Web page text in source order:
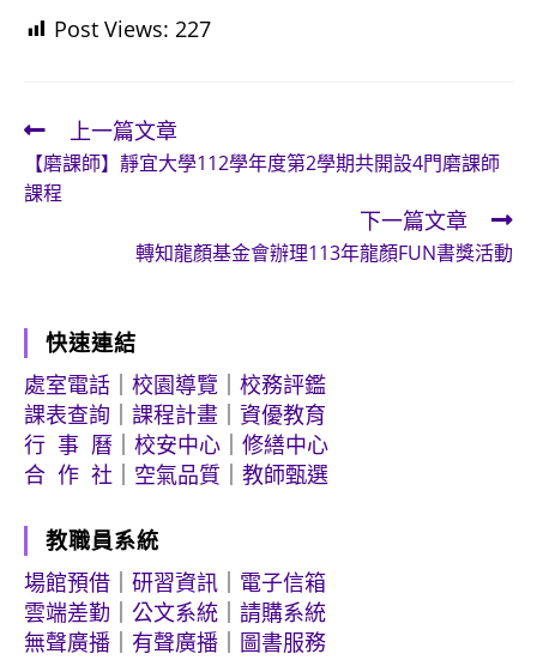
Post Views: 227
Read
more
articles
上一篇文章
【磨課師】靜宜大學112學年度第2學期共開設4門磨課師
課程
下一篇文章
轉知龍顏基金會辦理113年龍顏FUN書獎活動
快速連結
處室電話
校園導覽
校務評鑑
課表查詢
課程計畫
資優教育
行 事 曆
校安中心
修繕中心
合 作 社
空氣品質 教師甄選
教職員系統
場館預借
研習資訊
電子信箱
雲端差勤
公文系統
請購系統
無聲廣播
有聲廣播 圖書服務